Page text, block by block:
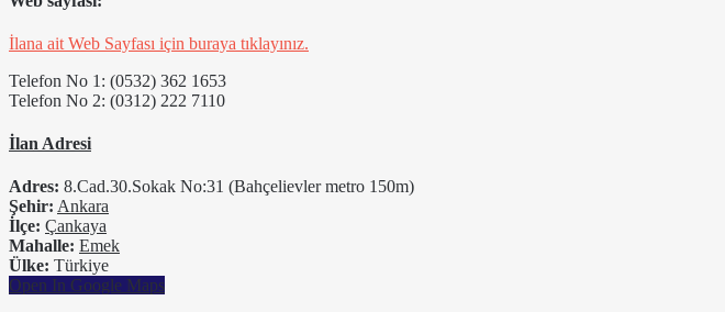
İlana ait Web Sayfası için buraya tıklayınız.
Telefon No 1: (0532) 362 1653
Telefon No 2: (0312) 222 7110
İlan Adresi
Adres: 8.Cad.30.Sokak No:31 (Bahçelievler metro 150m)
Şehir: Ankara
İlçe: Çankaya
Mahalle: Emek
Ülke: Türkiye
Open In Google Maps